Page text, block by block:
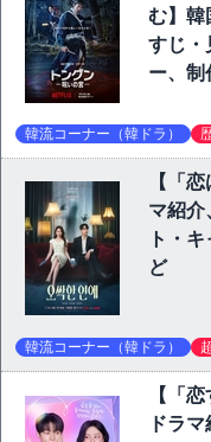
む】韓
すじ・
ー、制
韓流コーナー（韓ドラ）
【「
マ紹介
ト・
ど
韓流コーナー（韓ドラ）
【「
ドラ